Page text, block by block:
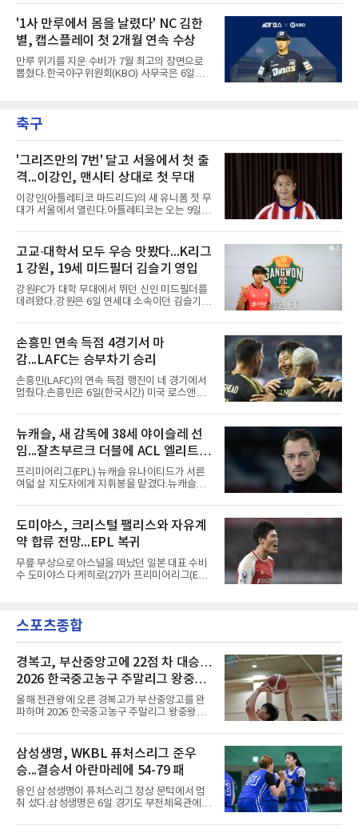
10위 이내 선수끼리 이런 공방을 벌인 사례는 처
음이다.흐름은 크로암스트롱
뒤 야외 달리기와 상체 저항 운동으로 훈련 강도
를 높여도 된다는 허가를 받았다고 전했다.저지
는 이날 뉴욕 양키스타디움에서 열린 세인트루
이스 카디널스전을 앞두고 야구 장비를 착용한
채 스트레칭과 조깅, 저항 밴드 훈련을 소화했
다. 아메리칸리그 최우수선수(MVP) 3회 수상자
인 그가 부상 이후 야외 달리기에 나선 것은 처음
는 것이 계획이었고 올해를 접겠다고 생각한 적
은 없다고 말했다.이탈은
'1사 만루에서 몸을 날렸다' NC 김한
별, 캡스플레이 첫 2개월 연속 수상
만루 위기를 지운 수비가 7월 최고의 장면으로
뽑혔다.한국야구위원회(KBO) 사무국은 6일
이 상 제정 이래 첫 사례다.ADT캡스가 KBO와
함께 시상하는 이 상은 공식 기록위원이 승리 확
최고점을 받은 수비 장면에 준다.수상 장면은 지
난달 23일 서울 잠실구장에서 나왔다. NC가 7-5
로 앞선 8회말 1사 만루에서 김한별은 LG 트윈
스 오지환의 강한 타구에 몸을 날려 막아낸 뒤 유
격수 김주원에게 연결했다. 김주원이 1루수 블
레인에게 던지며 4-6-3 병살타가 완
축구
'그리즈만의 7번' 달고 서울에서 첫 출
격...이강인, 맨시티 상대로 첫 무대
이강인(아틀레티코 마드리드)의 새 유니폼 첫 무
대가 서울에서 열린다.아틀레티코는 오는 9일
와 2026 쿠팡플레이 시리즈 친선 경기를 치른다.
구단 소집 명단에 이강인이 포함되면서 변수가
없는 한 그의 첫 출격은 서울이 된다.등번호부터
무게가 실렸다. 이강인은 첫 경기부터 7번을 단
다. 2010년대 팀의 전성기를 이끈 앙투안 그리즈
만이 달았던 번호다.합류 과정은 순탄치 않았다.
스페인으로 건너가려던 그는 병역 특례 행정 절
짧게 호흡을 맞춰 경기에 나선다.역할도 관심사
다. 유려한 탈압박과
고교·대학서 모두 우승 맛봤다...K리그
1 강원, 19세 미드필더 김슬기 영입
강원FC가 대학 무대에서 뛰던 신인 미드필더를
데려왔다.강원은 6일 연세대 소속이던 김슬기
조건을 갖췄다.이력은 우승으로 채워져 있다. 수
원고 시절 주축으로 활약하며 지난해 전국고등
리그와 추계전국고등대회 우승에 기여했고, 올
해 연세대 진학 후에는 춘계한산대첩기대학대회
정상에 올랐다. 2024년에는 17세 이하(U-17) 대
표팀 훈련에도 소집됐다.김슬기는 입단하게 돼
기쁘고 영광이라며 프로 무대에서도 성장해 팀
손흥민 연속 득점 4경기서 마
감...LAFC는 승부차기 승리
손흥민(LAFC)의 연속 득점 행진이 네 경기에서
멈췄다.손흥민은 6일(한국시간) 미국 로스앤젤
컵 리그 페이즈 1차전 치바스 과달라하라(멕시
코)전에 선발 출전했으나 공격포인트 없이 후반
41분 타일러 보이드와 교체됐다. 이날 골을 넣었
다면 공식전 5경기 연속 득점이었다. 다만 메이
저리그사커(MLS)에서 이어온 4경기 연속골 기
록은 유지된다.경기는 팽팽했다. 전반 38분 다비
드 마르티네스의 땅볼 크로스를 드니 부앙가가
으로 골대 오른쪽 하단을 찔러 균형을 맞췄다.승
부는 승부차기로 갈렸다. LAFC는
뉴캐슬, 새 감독에 38세 야이슬레 선
임...잘츠부르크 더블에 ACL 엘리트 2
연패 경력
프리미어리그(EPL) 뉴캐슬 유나이티드가 서른
여덟 살 지도자에게 지휘봉을 맡겼다.뉴캐슬은
임을 발표했다. 그는 스페인 라망가에서 진행 중
인 프리시즌 캠프에 곧바로 합류했다. 구단은 유
럽 축구계에서 가장 촉망받는 젊은 감독을 데려
왔다고 밝혔다.이력은 이른 나이에 쌓였다. 서른
셋이던 2021년 오스트리아 레드불 잘츠부르크
사령탑에 올라 첫 시즌 리그와 컵대회를 동시에
제패했고, 구단 역사상 처음으로 팀을 유럽축구
다. 2023년 사우디아라비아 알아흘리로 옮겨
2024-2025시즌과 2025-2026시즌
도미야스, 크리스털 팰리스와 자유계
약 합류 전망...EPL 복귀
무릎 부상으로 아스널을 떠났던 일본 대표 수비
수 도미야스 다케히로(27)가 프리미어리그(EPL)
큰 틀의 계약 조건은 이미 합의됐고 구단은 개막
을 앞두고 영입 절차를 서두르고 있다.그의 최근
지난 시즌 아스널과 상호 합의로 계약을 해지했
고, 네덜란드 아약스에서 시즌 막판 8경기를 소
화했다. 이후 일본 대표로 월드컵에 나서 선발 2
경기를 포함해 3경기를 뛰며 감각을 끌어올렸
다.구단의 판단은 신중했다. 크리스털 팰리스는
기량을 확신하면서도 부상
스포츠종합
경복고, 부산중앙고에 22점 차 대승…
2026 한국중고농구 주말리그 왕중왕
전 첫 승 신고
올해 전관왕에 오른 경복고가 부산중앙고를 완
파하며 2026 한국중고농구 주말리그 왕중왕전
해남 우슬체육관에서 열린 대회 남고부 예선리
그 H조 1차전에서 부산중앙고를 98-76으로 제
압했다. 박지오가 26점, 김호원이 22점, 정우진
이 19점을 올리는 등 삼각편대의 고른 활약이 승
리를 이끌었다.경복고는 경기 초반부터 박지오
와 김호원의 내·외곽포가 고르게 터지며 주도권
을 잡았다. 전반을 40-34로 앞선 경복고는 후반
삼성생명, WKBL 퓨처스리그 준우
승...결승서 아란마레에 54-79 패
용인 삼성생명이 퓨처스리그 정상 문턱에서 멈
춰 섰다.삼성생명은 6일 경기도 부천체육관에서
서 일본여자프로농구 2부 리그 아란마레에 54-